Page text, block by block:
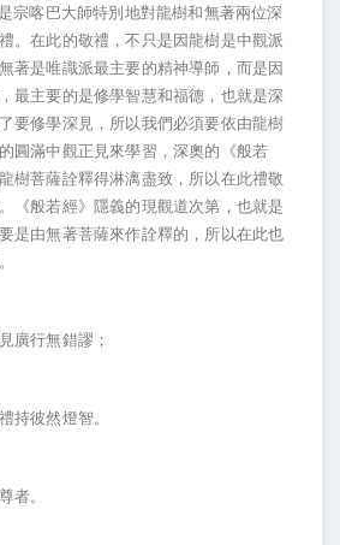
宗喀巴大師特別地對龍樹和無著兩位深
。在此的敬禮，不只是因龍樹是中觀派
著是唯識派最主要的精神導師，而是因
最主要的是修學智慧和福德，也就是深
要修學深見，所以我們必須要依由龍樹
圓滿中觀正見來學習，深奧的《般若
樹菩薩詮釋得淋漓盡致，所以在此禮敬
《般若經》隱義的現觀道次第，也就是
是由無著菩薩來作詮釋的，所以在此也
廣行無錯謬；
持彼然燈智。
者。